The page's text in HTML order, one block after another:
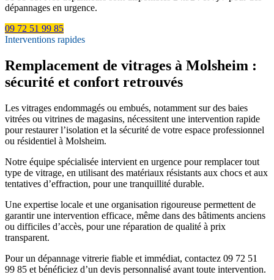
dépannages en urgence.
09 72 51 99 85
Interventions rapides
Remplacement de vitrages à Molsheim :
sécurité et confort retrouvés
Les vitrages endommagés ou embués, notamment sur des baies
vitrées ou vitrines de magasins, nécessitent une intervention rapide
pour restaurer l’isolation et la sécurité de votre espace professionnel
ou résidentiel à Molsheim.
Notre équipe spécialisée intervient en urgence pour remplacer tout
type de vitrage, en utilisant des matériaux résistants aux chocs et aux
tentatives d’effraction, pour une tranquillité durable.
Une expertise locale et une organisation rigoureuse permettent de
garantir une intervention efficace, même dans des bâtiments anciens
ou difficiles d’accès, pour une réparation de qualité à prix
transparent.
Pour un dépannage vitrerie fiable et immédiat, contactez 09 72 51
99 85 et bénéficiez d’un devis personnalisé avant toute intervention.